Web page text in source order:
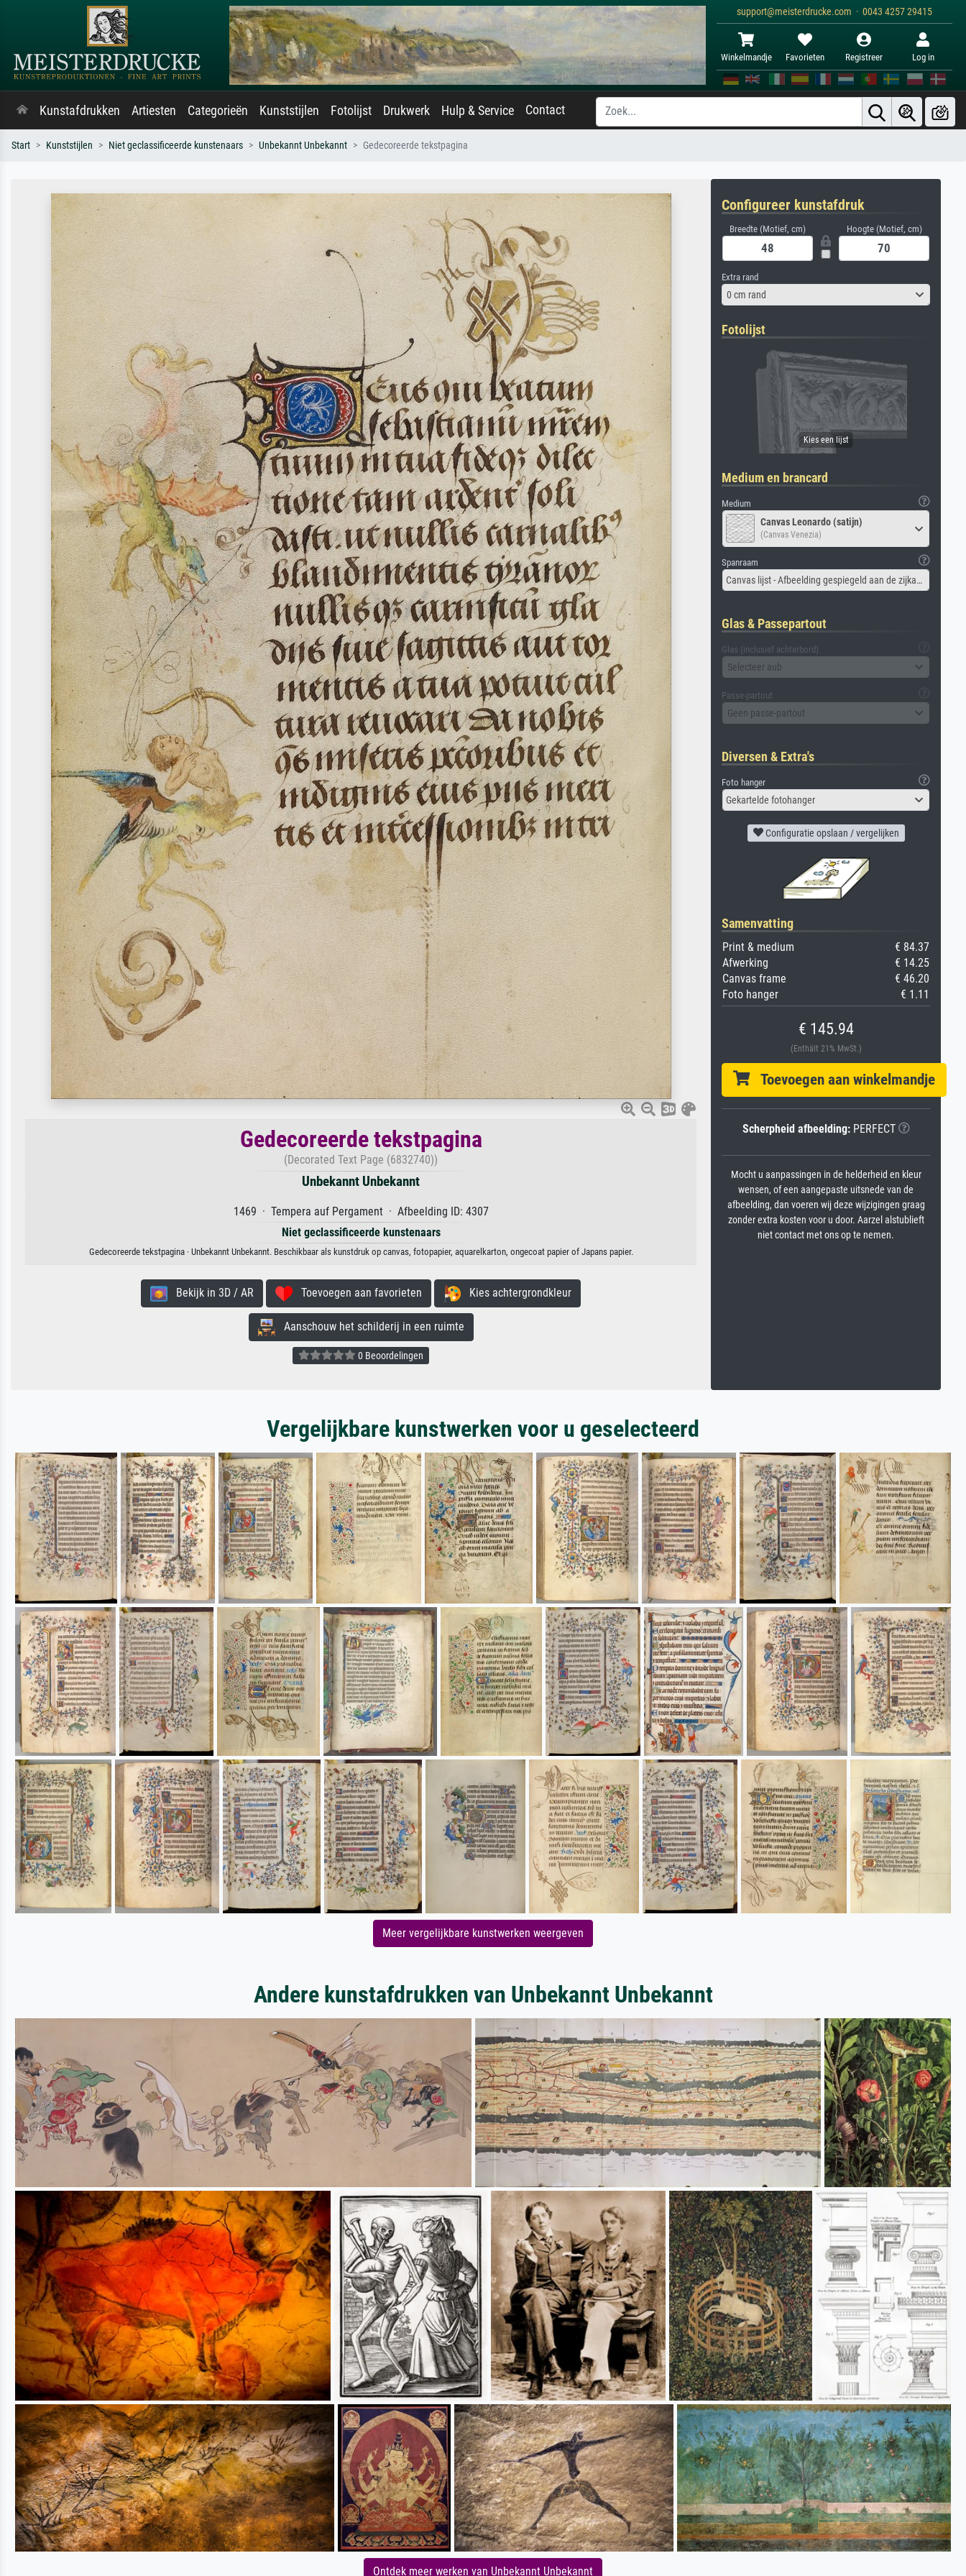
support@meisterdrucke.com · 0043 4257 29415
Winkelmandje Favorieten Registreer Log in
Kunstafdrukken Artiesten Categorieën Kunststijlen Fotolijst Drukwerk Hulp & Service Contact
Start Kunststijlen Niet geclassificeerde kunstenaars Unbekannt Unbekannt Gedecoreerde tekstpagina
Gedecoreerde tekstpagina
(Decorated Text Page (6832740))
Unbekannt Unbekannt
1469 · Tempera auf Pergament · Afbeelding ID: 4307
Niet geclassificeerde kunstenaars
Gedecoreerde tekstpagina · Unbekannt Unbekannt. Beschikbaar als kunstdruk op canvas, fotopapier, aquarelkarton, ongecoat papier of Japans papier.
Bekijk in 3D / AR Toevoegen aan favorieten Kies achtergrondkleur
Aanschouw het schilderij in een ruimte
0 Beoordelingen
Configureer kunstafdruk
Breedte (Motief, cm) Hoogte (Motief, cm)
Extra rand
0 cm rand
Fotolijst
Medium en brancard
Medium
Canvas Leonardo (satijn)
(Canvas Venezia)
Spanraam
Canvas lijst - Afbeelding gespiegeld aan de zijkant
Glas & Passepartout
Glas (inclusief achterbord)
Selecteer aub
Passe-partout
Geen passe-partout
Diversen & Extra's
Foto hanger
Gekartelde fotohanger
Configuratie opslaan / vergelijken
Samenvatting
Print & medium
€ 84.37
Afwerking
€ 14.25
Canvas frame
€ 46.20
Foto hanger
€ 1.11
€ 145.94
(Enthält 21% MwSt.)
Toevoegen aan winkelmandje
Scherpheid afbeelding:PERFECT
Mocht u aanpassingen in de helderheid en kleur
wensen, of een aangepaste uitsnede van de
afbeelding, dan voeren wij deze wijzigingen graag
zonder extra kosten voor u door. Aarzel alstublieft
niet contact met ons op te nemen.
Vergelijkbare kunstwerken voor u geselecteerd
Meer vergelijkbare kunstwerken weergeven
Andere kunstafdrukken van Unbekannt Unbekannt
Ontdek meer werken van Unbekannt Unbekannt